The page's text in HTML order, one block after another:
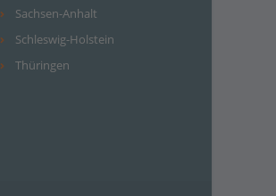
Sachsen-Anhalt
Schleswig-Holstein
Thüringen